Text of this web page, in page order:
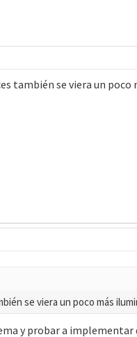
también se viera un poco
se viera un poco más
y probar a implementar